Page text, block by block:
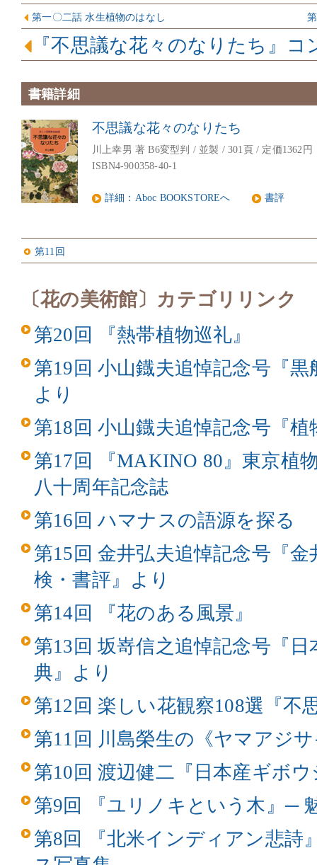
第一〇二話 水生植物のはなし
『不思議な花々のなりたち』コ
書籍詳細
不思議な花々のなりたち
川上幸男 著 B6変型判 / 並製 / 301頁 / 定価1362円
ISBN4-900358-40-1
詳細：Aboc BOOKSTOREへ 書評
第11回
〔花の美術館〕カテゴリリンク
第20回 『熱帯植物巡礼』
第19回 小山鐡夫追悼記念号『
より
第18回 小山鐡夫追悼記念号『
第17回 『MAKINO 80』東京植
八十周年記念誌
第16回 ハマナスの語源を探る
第15回 金井弘夫追悼記念号『
検・書評』より
第14回 『花のある風景』
第13回 坂嵜信之追悼記念号『
典』より
第12回 楽しい花観察108選『不
第11回 川島榮生の《ヤマアジ
第10回 渡辺健二『日本産ギボ
第9回 『ユリノキという木』─
第8回 『北米インディアン悲詩